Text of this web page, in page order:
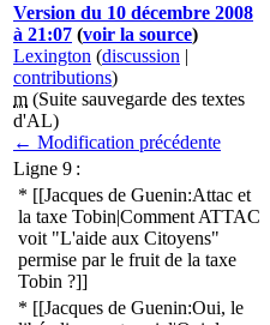
Version du 10 décembre 2008
à 21:07 (voir la source)
Lexington (discussion |
contributions)
m (Suite sauvegarde des textes
d'AL)
← Modification précédente
Ligne 9 :
* [[Jacques de Guenin:Attac et
la taxe Tobin|Comment ATTAC
voit "L'aide aux Citoyens"
permise par le fruit de la taxe
Tobin ?]]
* [[Jacques de Guenin:Oui, le